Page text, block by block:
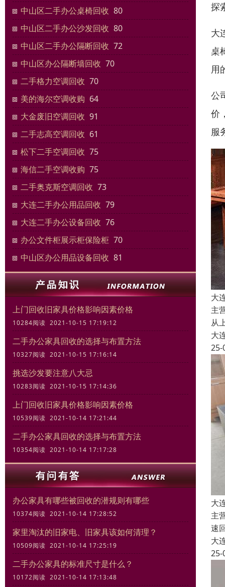
中山区二手办公桌椅回收 80
中山区二手办公沙发回收 80
中山区二手办公隔断回收 72
中山区办公隔断墙回收 70
二手格力空调回收 70
美的海尔空调收购 64
大金废旧空调回收 91
二手志高空调回收 61
松下二手空调回收 75
海信二手空调收购 75
二手奥克斯空调回收 73
大连二手办公用品回收 79
大连二手办公设备回收 76
办公文件柜展示柜保险柜 70
中山区办公用品设备回收 81
上门回收旧家具价格影响因素价格
10284阅读 2021-10-15 17:19:12
二手办公家具回收的选择与布置方法
10327阅读 2021-10-15 17:16:14
挑选沙发要注意八大忌
10283阅读 2021-10-15 17:14:36
上门回收旧家具价格影响因素价格
10539阅读 2021-10-14 17:21:44
二手办公家具回收的选择与布置方法
10354阅读 2021-10-14 17:17:28
办公家具有哪些被回收的潜规则有哪些
10374阅读 2021-10-14 17:28:52
家里淘汰的旧家电、旧家具该如何清理？
10509阅读 2021-10-14 17:25:19
二手办公家具的标准尺寸是什么？
10172阅读 2021-10-14 17:13:48
探
大
桌
用
公
价
服
大
主
从
大
25-
大
主
速
大
25-